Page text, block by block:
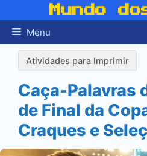
para
conteúdo
Mundo
Menu
Atividades para Imprimir
Caça-Palavras
de Final da
Craques e